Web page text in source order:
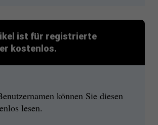
ist für registrierte
kostenlos.
können Sie diesen
lesen.